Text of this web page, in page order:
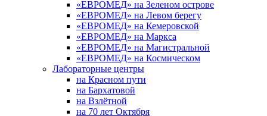
«ЕВРОМЕД» на Зеленом острове
«ЕВРОМЕД» на Левом берегу
«ЕВРОМЕД» на Кемеровской
«ЕВРОМЕД» на Маркса
«ЕВРОМЕД» на Магистральной
«ЕВРОМЕД» на Космическом
Лабораторные центры
на Красном пути
на Бархатовой
на Взлётной
на 70 лет Октября